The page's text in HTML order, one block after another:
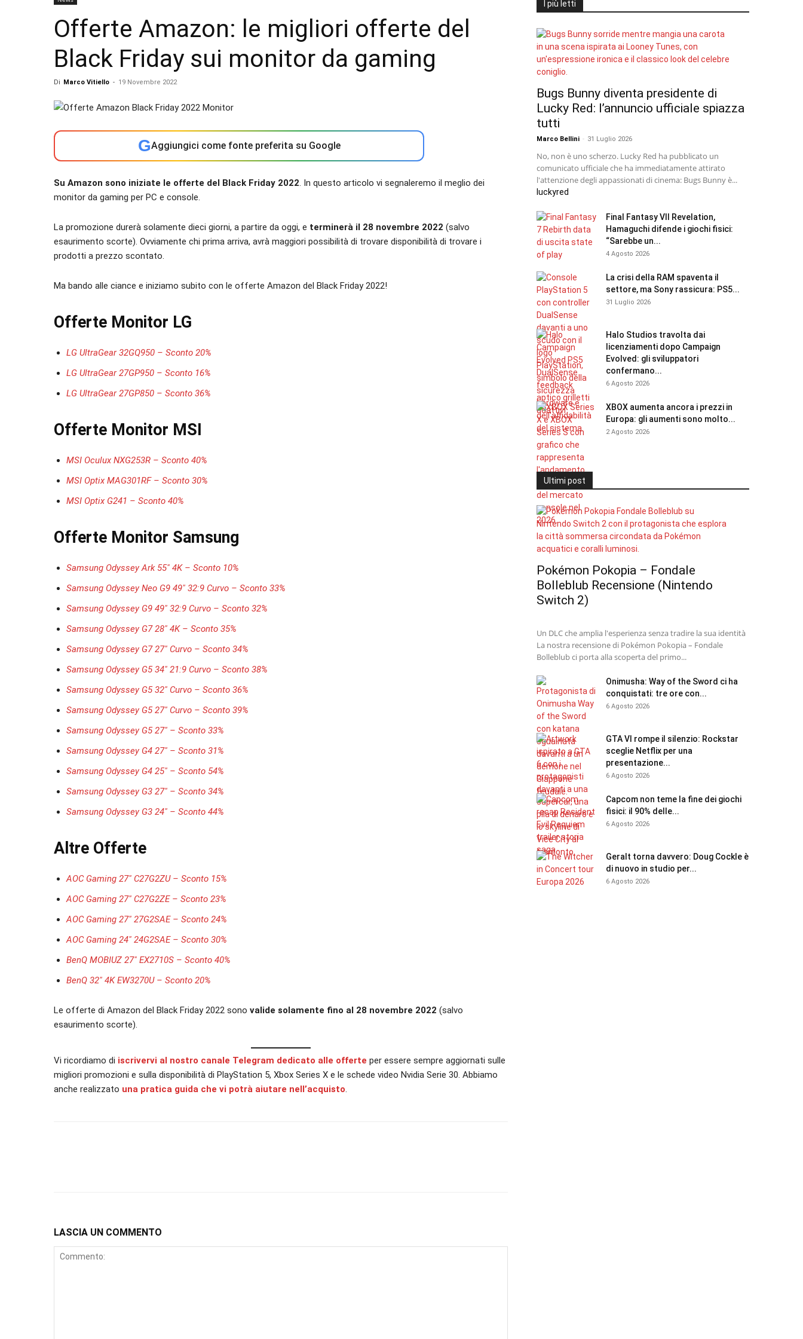
Offerte Amazon: le migliori offerte del
Black Friday sui monitor da gaming
Di Marco Vitiello - 19 Novembre 2022
GAggiungici come fonte preferita su Google
Su Amazon sono iniziate le offerte del Black Friday 2022. In questo articolo vi segnaleremo il meglio dei
monitor da gaming per PC e console.
La promozione durerà solamente dieci giorni, a partire da oggi, e terminerà il 28 novembre 2022 (salvo
esaurimento scorte). Ovviamente chi prima arriva, avrà maggiori possibilità di trovare disponibilità di trovare i
prodotti a prezzo scontato.
Ma bando alle ciance e iniziamo subito con le offerte Amazon del Black Friday 2022!
Offerte Monitor LG
LG UltraGear 32GQ950 – Sconto 20%
LG UltraGear 27GP950 – Sconto 16%
LG UltraGear 27GP850 – Sconto 36%
Offerte Monitor MSI
MSI Oculux NXG253R – Sconto 40%
MSI Optix MAG301RF – Sconto 30%
MSI Optix G241 – Sconto 40%
Offerte Monitor Samsung
Samsung Odyssey Ark 55″ 4K – Sconto 10%
Samsung Odyssey Neo G9 49″ 32:9 Curvo – Sconto 33%
Samsung Odyssey G9 49″ 32:9 Curvo – Sconto 32%
Samsung Odyssey G7 28″ 4K – Sconto 35%
Samsung Odyssey G7 27″ Curvo – Sconto 34%
Samsung Odyssey G5 34″ 21:9 Curvo – Sconto 38%
Samsung Odyssey G5 32″ Curvo – Sconto 36%
Samsung Odyssey G5 27″ Curvo – Sconto 39%
Samsung Odyssey G5 27″ – Sconto 33%
Samsung Odyssey G4 27″ – Sconto 31%
Samsung Odyssey G4 25″ – Sconto 54%
Samsung Odyssey G3 27″ – Sconto 34%
Samsung Odyssey G3 24″ – Sconto 44%
Altre Offerte
AOC Gaming 27″ C27G2ZU – Sconto 15%
AOC Gaming 27″ C27G2ZE – Sconto 23%
AOC Gaming 27″ 27G2SAE – Sconto 24%
AOC Gaming 24″ 24G2SAE – Sconto 30%
BenQ MOBIUZ 27″ EX2710S – Sconto 40%
BenQ 32″ 4K EW3270U – Sconto 20%
Le offerte di Amazon del Black Friday 2022 sono valide solamente fino al 28 novembre 2022 (salvo
esaurimento scorte).
Vi ricordiamo di iscrivervi al nostro canale Telegram dedicato alle offerte per essere sempre aggiornati sulle
migliori promozioni e sulla disponibilità di PlayStation 5, Xbox Series X e le schede video Nvidia Serie 30. Abbiamo
anche realizzato una pratica guida che vi potrà aiutare nell’acquisto
LASCIA UN COMMENTO
I più letti
Bugs Bunny diventa presidente di
Lucky Red: l’annuncio ufficiale spiazza
tutti
Marco Bellini - 31 Luglio 2026
No, non è uno scherzo. Lucky Red ha pubblicato un
comunicato ufficiale che ha immediatamente attirato
l'attenzione degli appassionati di cinema: Bugs Bunny è...
luckyred
Final Fantasy VII Revelation,
Hamaguchi difende i giochi fisici:
“Sarebbe un...
4 Agosto 2026
La crisi della RAM spaventa il
settore, ma Sony rassicura: PS5...
31 Luglio 2026
Halo Studios travolta dai
licenziamenti dopo Campaign
Evolved: gli sviluppatori
confermano...
6 Agosto 2026
XBOX aumenta ancora i prezzi in
Europa: gli aumenti sono molto...
2 Agosto 2026
Ultimi post
Pokémon Pokopia – Fondale
Bolleblub Recensione (Nintendo
Switch 2)
Un DLC che amplia l'esperienza senza tradire la sua identità
La nostra recensione di Pokémon Pokopia – Fondale
Bolleblub ci porta alla scoperta del primo...
Onimusha: Way of the Sword ci ha
conquistati: tre ore con...
6 Agosto 2026
GTA VI rompe il silenzio: Rockstar
sceglie Netflix per una
presentazione...
6 Agosto 2026
Capcom non teme la fine dei giochi
fisici: il 90% delle...
6 Agosto 2026
Geralt torna davvero: Doug Cockle è
di nuovo in studio per...
6 Agosto 2026